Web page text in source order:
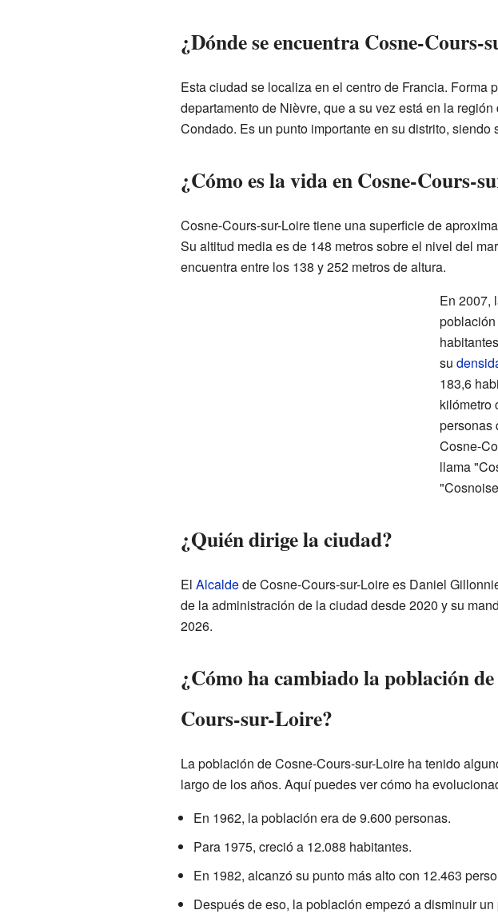
¿Dónde se encuentra Cosne-Cours-
Esta ciudad se localiza en el centro de Francia. Forma
departamento de Nièvre, que a su vez está en la
Condado. Es un punto importante en su distrito, siendo
¿Cómo es la vida en Cosne-Cours-
Cosne-Cours-sur-Loire tiene una superficie de
Su altitud media es de 148 metros sobre el nivel del
encuentra entre los 138 y 252 metros de altura.
En 2007,
su
183,6
kilómetro
personas
Cosne-
llama
¿Quién dirige la ciudad?
El Alcaldede Cosne-Cours-sur-Loire es Daniel
de la administración de la ciudad desde 2020 y su
2026.
¿Cómo ha cambiado la población
Cours-sur-Loire?
La población de Cosne-Cours-sur-Loire ha tenido
largo de los años. Aquí puedes ver cómo ha
En 1962, la población era de 9.600 personas.
Para 1975, creció a 12.088 habitantes.
En 1982, alcanzó su punto más alto con 12.463
Después de eso, la población empezó a disminuir un